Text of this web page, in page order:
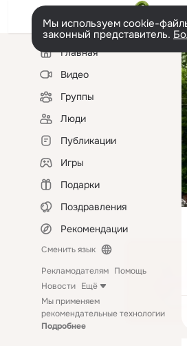
Мы используем cookie-
законный представитель.
Левая
колонкаГлавная
Видео
Группы
Люди
Публикации
Игры
Подарки
Поздравления
Рекомендации
Сменить язык
Рекламодателям Помощь
Новости Ещё
Мы применяем
рекомендательные технологии
Подробнее